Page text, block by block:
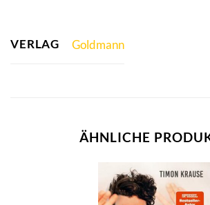
VERLAG Goldmann
ÄHNLICHE